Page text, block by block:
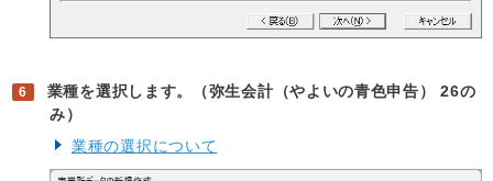
業種を選択します。（弥生会計（やよいの青色申告） 26の
み）
業種の選択について